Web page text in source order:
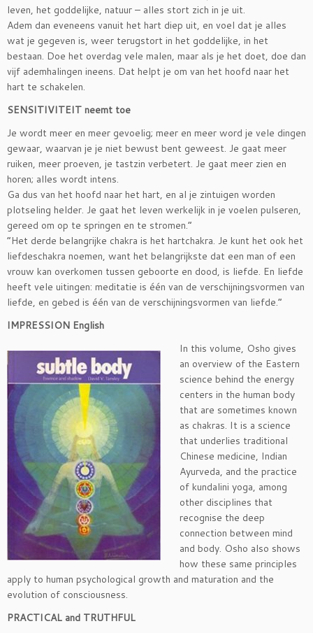
leven, het goddelijke, natuur – alles stort zich in je uit.
Adem dan eveneens vanuit het hart diep uit, en voel dat je alles
wat je gegeven is, weer terugstort in het goddelijke, in het
bestaan. Doe het overdag vele malen, maar als je het doet, doe dan
vijf ademhalingen ineens. Dat helpt je om van het hoofd naar het
hart te schakelen.
SENSITIVITEIT neemt toe
Je wordt meer en meer gevoelig; meer en meer word je vele dingen
gewaar, waarvan je je niet bewust bent geweest. Je gaat meer
ruiken, meer proeven, je tastzin verbetert. Je gaat meer zien en
horen; alles wordt intens.
Ga dus van het hoofd naar het hart, en al je zintuigen worden
plotseling helder. Je gaat het leven werkelijk in je voelen pulseren,
gereed om op te springen en te stromen.”
“Het derde belangrijke chakra is het hartchakra. Je kunt het ook het
liefdeschakra noemen, want het belangrijkste dat een man of een
vrouw kan overkomen tussen geboorte en dood, is liefde. En liefde
heeft vele uitingen: meditatie is één van de verschijningsvormen van
liefde, en gebed is één van de verschijningsvormen van liefde.”
IMPRESSION English
In this volume, Osho gives
an overview of the Eastern
science behind the energy
centers in the human body
that are sometimes known
as chakras. It is a science
that underlies traditional
Chinese medicine, Indian
Ayurveda, and the practice
of kundalini yoga, among
other disciplines that
recognise the deep
connection between mind
and body. Osho also shows
how these same principles
apply to human psychological growth and maturation and the
evolution of consciousness.
PRACTICAL and TRUTHFUL